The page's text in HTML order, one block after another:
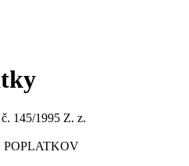
145/1995 Z. z.